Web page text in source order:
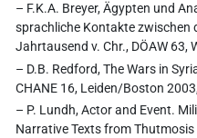
– F.K.A. Breyer, Ägypten und
sprachliche Kontakte zwischen
Jahrtausend v. Chr., DÖAW 63,
– D.B. Redford, The Wars in
CHANE 16, Leiden/Boston
– P. Lundh, Actor and Event.
Narrative Texts from